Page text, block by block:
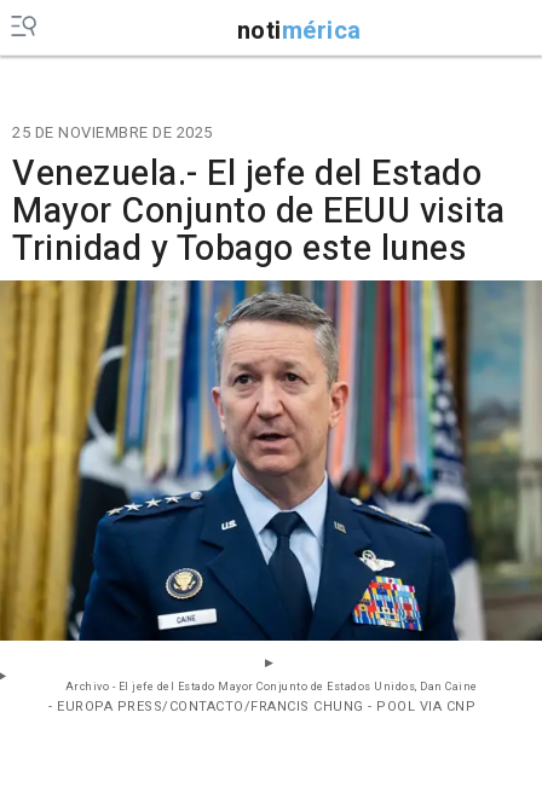
notimérica
25 DE NOVIEMBRE DE 2025
Venezuela.- El jefe del Estado
Mayor Conjunto de EEUU visita
Trinidad y Tobago este lunes
Archivo - El jefe del Estado Mayor Conjunto de Estados Unidos, Dan Caine
- EUROPA PRESS/CONTACTO/FRANCIS CHUNG - POOL VIA CNP